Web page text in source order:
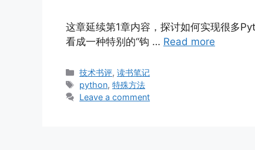
这章延续第1章内容，探讨如何实现很多
看成一种特别的“钩 … Read more
Categories
技术书评,读书笔记
Tags
python,特殊方法
Leave a comment